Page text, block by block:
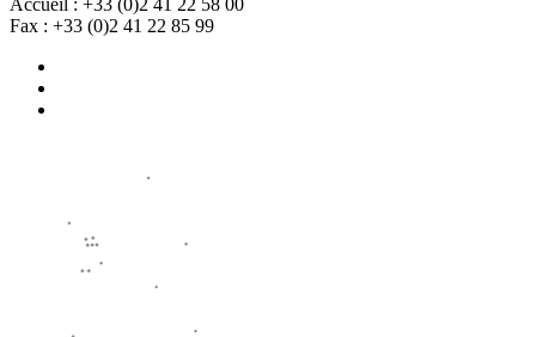
Accueil : +33 (0)2 41 22 58 00
Fax : +33 (0)2 41 22 85 99